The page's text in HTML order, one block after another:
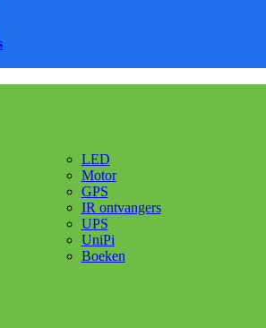
LED
Motor
GPS
IR ontvangers
UPS
UniPi
Boeken